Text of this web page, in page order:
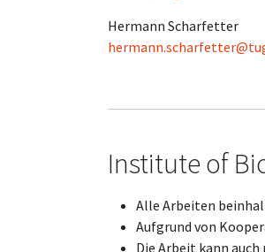
Hermann Scharfetter
Institute of
Alle Arbeiten
Aufgrund von
Die Arbeit kann